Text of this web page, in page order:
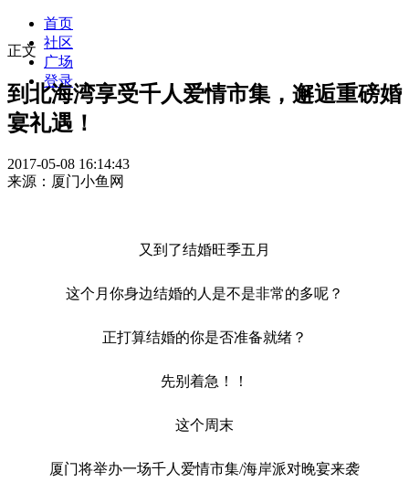
首页
社区
广场
登录
正文
到北海湾享受千人爱情市集，邂逅重磅婚
宴礼遇！
2017-05-08 16:14:43
来源：厦门小鱼网
又到了结婚旺季五月
这个月你身边结婚的人是不是非常的多呢？
正打算结婚的你是否准备就绪？
先别着急！！
这个周末
厦门将举办一场千人爱情市集/海岸派对晚宴来袭